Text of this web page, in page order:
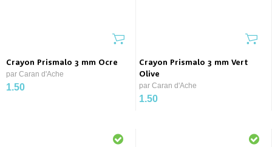
Crayon Prismalo 3 mm Ocre
par Caran d'Ache
1.50
Crayon Prismalo 3 mm Vert
Olive
par Caran d'Ache
1.50